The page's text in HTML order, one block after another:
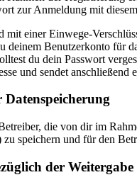
zur Anmeldung mit
mit einer Einwege-
deinem Benutzerkonto für
du dein Passwort
und sendet anschließend
Datenspeicherung
die von dir im
speichern und für den
der